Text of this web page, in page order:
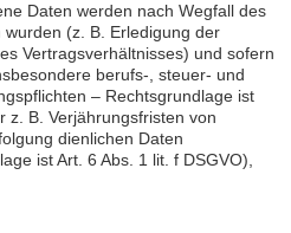
Daten werden nach Wegfall des
(z. B. Erledigung der
Vertragsverhältnisses) und sofern
berufs-, steuer- und
– Rechtsgrundlage ist
z. B. Verjährungsfristen von
dienlichen Daten
ist Art. 6 Abs. 1 lit. f DSGVO),